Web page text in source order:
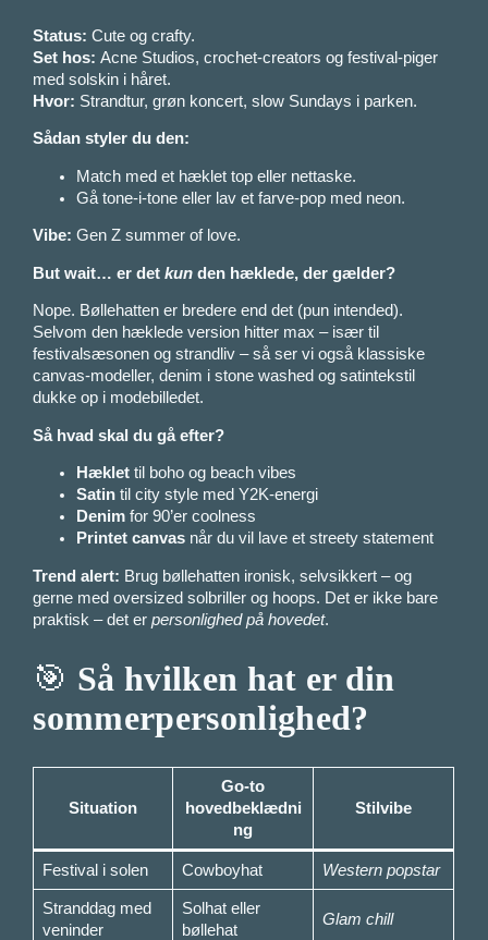
Status: Cute og crafty.
Set hos: Acne Studios, crochet-creators og festival-piger
med solskin i håret.
Hvor: Strandtur, grøn koncert, slow Sundays i parken.
Sådan styler du den:
Match med et hæklet top eller nettaske.
Gå tone-i-tone eller lav et farve-pop med neon.
Vibe: Gen Z summer of love.
But wait… er detkun den hæklede, der gælder?
Nope. Bøllehatten er bredere end det (pun intended).
Selvom den hæklede version hitter max – især til
festivalsæsonen og strandliv – så ser vi også klassiske
canvas-modeller, denim i stone washed og satintekstil
dukke op i modebilledet.
Så hvad skal du gå efter?
Hæklet til boho og beach vibes
Satin til city style med Y2K-energi
Denim for 90’er coolness
Printet canvas når du vil lave et streety statement
Trend alert: Brug bøllehatten ironisk, selvsikkert – og
gerne med oversized solbriller og hoops. Det er ikke bare
praktisk – det erpersonlighed på hovedet.
🎯 Så hvilken hat er din
sommerpersonlighed?
Situation
Go-to
hovedbeklædni
ng
Stilvibe
Festival i solen Cowboyhat Western popstar
Stranddag med
veninder
Solhat eller
bøllehat
Glam chill